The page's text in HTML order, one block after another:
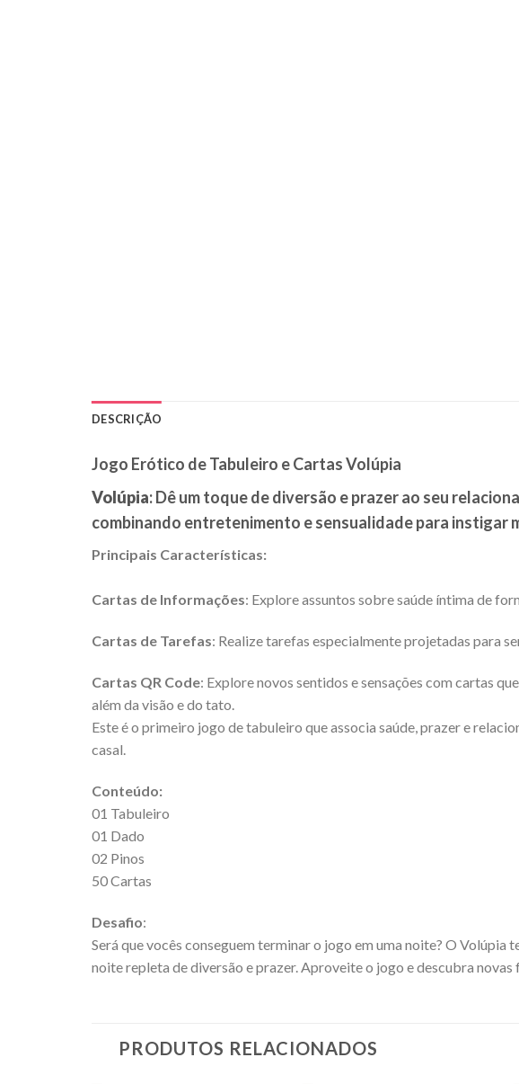
DESCRIÇÃO
Jogo Erótico de Tabuleiro e Cartas Volúpia
Volúpia: Dê um toque de diversão e prazer ao seu
combinando entretenimento e sensualidade para instigar
Principais Características:
Cartas de Informações: Explore assuntos sobre saúde íntima de
Cartas de Tarefas: Realize tarefas especialmente projetadas para
Cartas QR Code: Explore novos sentidos e sensações com cartas
além da visão e do tato.
Este é o primeiro jogo de tabuleiro que associa saúde, prazer e
casal.
Conteúdo:
01 Tabuleiro
01 Dado
02 Pinos
50 Cartas
Desafio:
Será que vocês conseguem terminar o jogo em uma noite? O
noite repleta de diversão e prazer. Aproveite o jogo e descubra
PRODUTOS RELACIONADOS